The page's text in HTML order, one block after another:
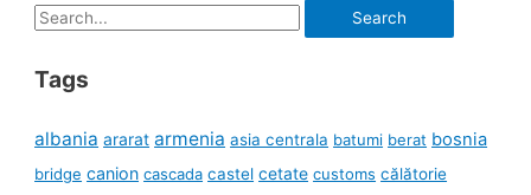
Search
Tags
albania ararat armenia asia centrala batumi berat bosnia
bridge canion cascada castel cetate customs călătorie